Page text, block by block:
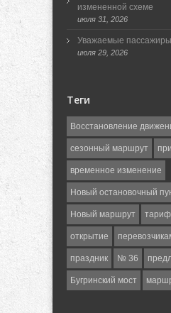
измененной схеме
июля 31, 2026
Уважаемые
июля 29, 2026
Теги
Восстановление
сезонный маршрут
временное изменение
Новый остановочный
Новый маршрут тариф
открытие
праздник № 36
Бугринский мост